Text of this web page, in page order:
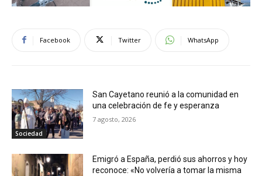
Facebook Twitter WhatsApp
Sociedad
San Cayetano reunió a la comunidad en
una celebración de fe y esperanza
7 agosto, 2026
Emigró a España, perdió sus ahorros y hoy
reconoce: «No volvería a tomar la misma